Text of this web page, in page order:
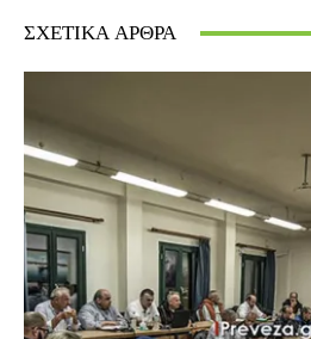
ΣΧΕΤΙΚΆ ΆΡΘΡΑ